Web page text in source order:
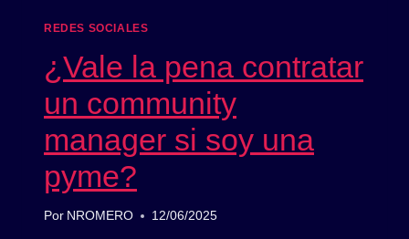
REDES SOCIALES
¿Vale la pena contratar
un community
manager si soy una
pyme?
Por NROMERO 12/06/2025